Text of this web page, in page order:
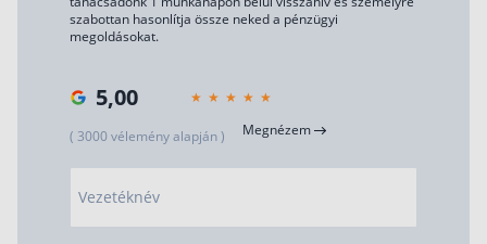
szabottan hasonlítja össze neked a pénzügyi
megoldásokat.
5,00
( 3000 vélemény alapján ) Megnézem
Vezetéknév